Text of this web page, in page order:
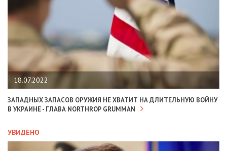
18.07.2022
ЗАПАДНЫХ ЗАПАСОВ ОРУЖИЯ НЕ ХВАТИТ НА ДЛИТЕЛЬНУЮ ВОЙНУ
В УКРАИНЕ - ГЛАВА NORTHROP GRUMMAN
УВИДЕНО